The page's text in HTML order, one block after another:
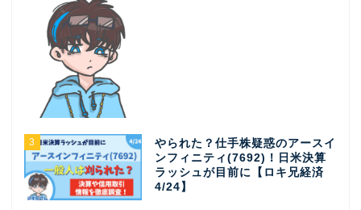
3
やられた？仕手株疑惑のアースイ
ンフィニティ(7692)！日米決算
ラッシュが目前に【ロキ兄経済
4/24】